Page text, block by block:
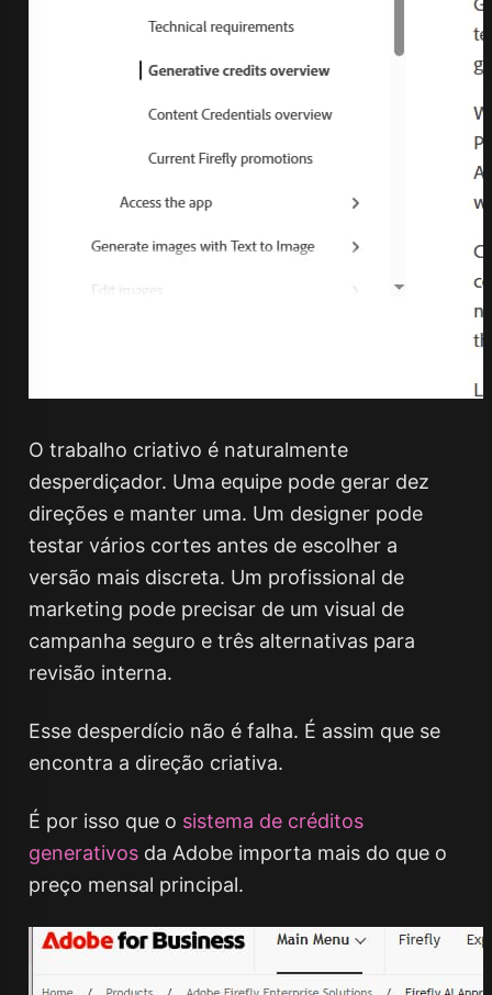
O trabalho criativo é naturalmente
desperdiçador. Uma equipe pode gerar dez
direções e manter uma. Um designer pode
testar vários cortes antes de escolher a
versão mais discreta. Um profissional de
marketing pode precisar de um visual de
campanha seguro e três alternativas para
revisão interna.
Esse desperdício não é falha. É assim que se
encontra a direção criativa.
É por isso que o sistema de créditos
generativosda Adobe importa mais do que o
preço mensal principal.